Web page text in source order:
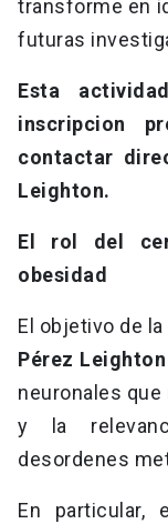
transforme en
futuras
Esta
inscripcion
contactar
Leighton.
El rol del
obesidad
El objetivo de
Pérez Leighton
neuronales
y la
desordenes
En particular,